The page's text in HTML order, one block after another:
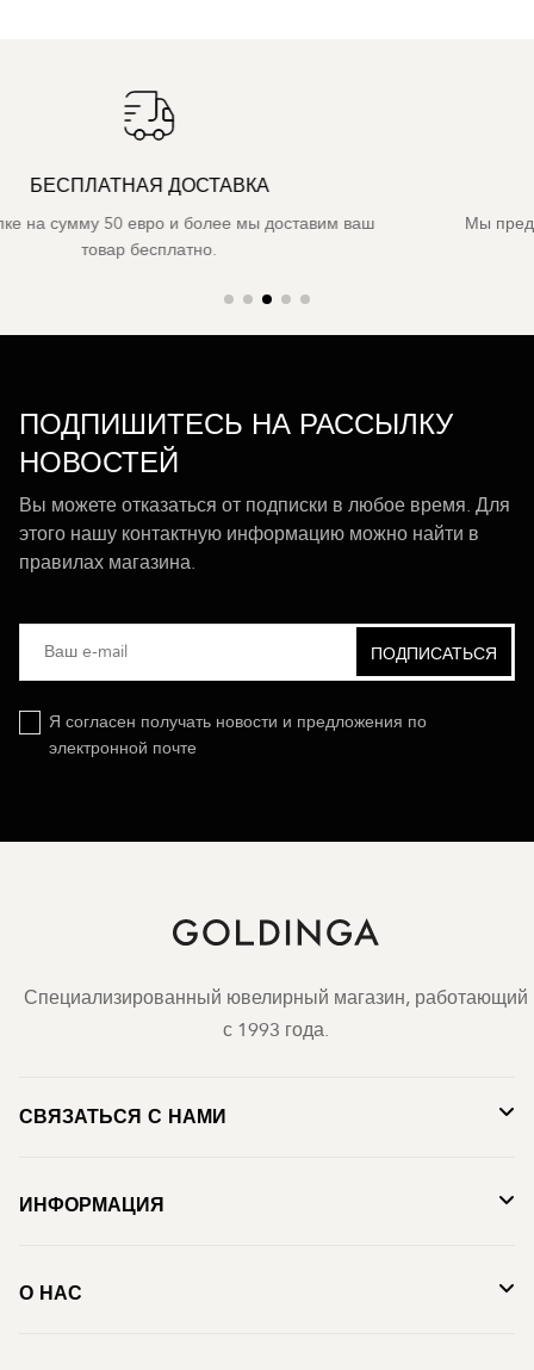
ГАРАНТИЯ 2 ГОДА
Мы предоставляем двухлетнюю гарантию на всю нашу
ПОДПИШИТЕСЬ НА РАССЫЛКУ
НОВОСТЕЙ
Вы можете отказаться от подписки в любое время. Для
этого нашу контактную информацию можно найти в
правилах магазина.
Я согласен получать новости и предложения по
электронной почте
Специализированный ювелирный магазин, работающий
с 1993 года.
СВЯЗАТЬСЯ С НАМИ
ИНФОРМАЦИЯ
О НАС